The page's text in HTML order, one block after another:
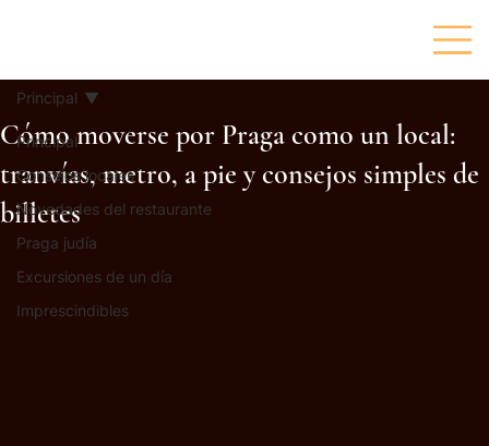
Principal
Consejos locales
Novedades del restaurante
Praga judía
Excursiones de un día
Imprescindibles
Principal
Cómo moverse por Praga como un local:
tranvías, metro, a pie y consejos simples de
billetes